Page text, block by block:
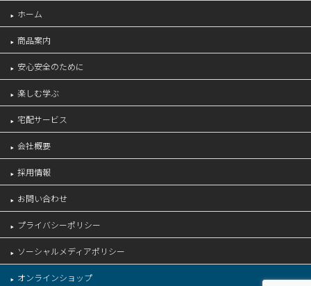
ホーム
商品案内
安心安全のために
楽しむ学ぶ
宅配サービス
会社概要
採用情報
お問い合わせ
プライバシーポリシー
ソーシャルメディアポリシー
オンラインショップ